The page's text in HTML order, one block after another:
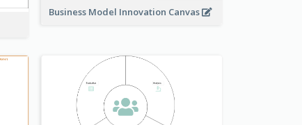
Business Model Innovation Canvas